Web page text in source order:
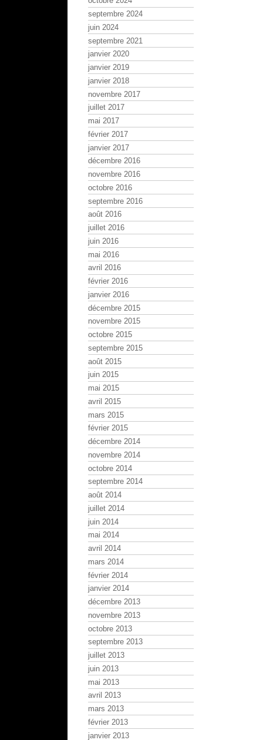
septembre 2024
juin 2024
septembre 2021
janvier 2020
janvier 2019
janvier 2018
novembre 2017
juillet 2017
mai 2017
février 2017
janvier 2017
décembre 2016
novembre 2016
octobre 2016
septembre 2016
août 2016
juillet 2016
juin 2016
mai 2016
avril 2016
février 2016
janvier 2016
décembre 2015
novembre 2015
octobre 2015
septembre 2015
août 2015
juin 2015
mai 2015
avril 2015
mars 2015
février 2015
décembre 2014
novembre 2014
octobre 2014
septembre 2014
août 2014
juillet 2014
juin 2014
mai 2014
avril 2014
mars 2014
février 2014
janvier 2014
décembre 2013
novembre 2013
octobre 2013
septembre 2013
juillet 2013
juin 2013
mai 2013
avril 2013
mars 2013
février 2013
janvier 2013